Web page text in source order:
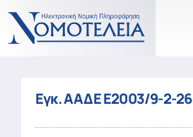
Εγκ. ΑΑΔΕ Ε2003/9-2-26